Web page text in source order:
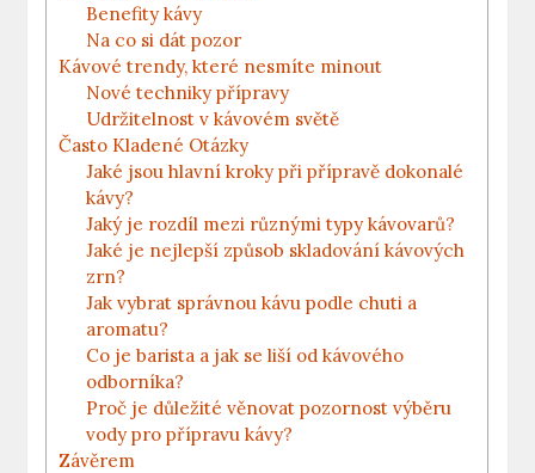
Benefity kávy
Na co si dát pozor
Kávové trendy, které nesmíte minout
Nové techniky přípravy
Udržitelnost v kávovém světě
Často Kladené Otázky
Jaké jsou hlavní kroky při přípravě dokonalé
kávy?
Jaký je rozdíl mezi různými typy kávovarů?
Jaké je nejlepší způsob skladování kávových
zrn?
Jak vybrat správnou kávu podle chuti a
aromatu?
Co je barista a jak se liší od kávového
odborníka?
Proč je důležité věnovat pozornost výběru
vody pro přípravu kávy?
Závěrem